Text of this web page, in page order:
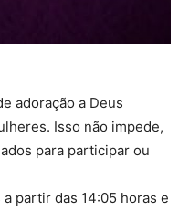
adoração a Deus
Isso não impede,
para participar ou
partir das 14:05 horas e